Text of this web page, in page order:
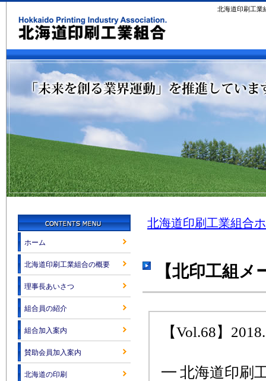
北海道印刷工業
北海道印刷工業組合
【北印工組
【Vol.68】
━ 北海道印刷
ホーム
北海道印刷工業組合の概要
理事長あいさつ
組合員の紹介
組合加入案内
賛助会員加入案内
北海道の印刷